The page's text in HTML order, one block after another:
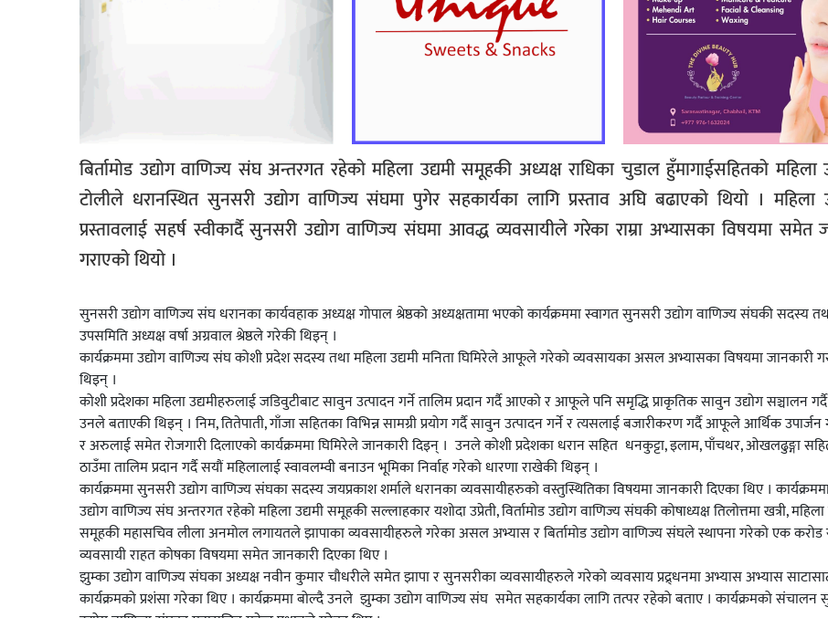
बिर्तामोड उद्योग वाणिज्य संघ अन्तरगत रहेको महिला उद्यमी समूहकी अध्यक्ष राधिका चुडाल हुँमागाईसहितको महिला
टोलीले धरानस्थित सुनसरी उद्योग वाणिज्य संघमा पुगेर सहकार्यका लागि प्रस्ताव अघि बढाएको थियो । महिला
प्रस्तावलाई सहर्ष स्वीकार्दै सुनसरी उद्योग वाणिज्य संघमा आवद्ध व्यवसायीले गरेका राम्रा अभ्यासका विषयमा समेत
गराएको थियो ।
सुनसरी उद्योग वाणिज्य संघ धरानका कार्यवहाक अध्यक्ष गोपाल श्रेष्ठको अध्यक्षतामा भएको कार्यक्रममा स्वागत सुनसरी उद्योग वाणिज्य संघकी सदस्य
उपसमिति अध्यक्ष वर्षा अग्रवाल श्रेष्ठले गरेकी थिइन् ।
कार्यक्रममा उद्योग वाणिज्य संघ कोशी प्रदेश सदस्य तथा महिला उद्यमी मनिता घिमिरेले आफूले गरेको व्यवसायका असल अभ्यासका विषयमा जानकारी
थिइन् ।
कोशी प्रदेशका महिला उद्यमीहरुलाई जडिवुटीबाट सावुन उत्पादन गर्ने तालिम प्रदान गर्दै आएको र आफूले पनि समृद्धि प्राकृतिक सावुन उद्योग सञ्चालन
उनले बताएकी थिइन् । निम, तितेपाती, गाँजा सहितका विभिन्न सामग्री प्रयोग गर्दै सावुन उत्पादन गर्ने र त्यसलाई बजारीकरण गर्दै आफूले आर्थिक उपार्जन
र अरुलाई समेत रोजगारी दिलाएको कार्यक्रममा घिमिरेले जानकारी दिइन् । उनले कोशी प्रदेशका धरान सहित धनकुट्टा, इलाम, पाँचथर, ओखलढुङ्गा
ठाउँमा तालिम प्रदान गर्दै सयौं महिलालाई स्वावलम्वी बनाउन भूमिका निर्वाह गरेको धारणा राखेकी थिइन् ।
कार्यक्रममा सुनसरी उद्योग वाणिज्य संघका सदस्य जयप्रकाश शर्माले धरानका व्यवसायीहरुको वस्तुस्थितिका विषयमा जानकारी दिएका थिए । कार्यक्रममा
उद्योग वाणिज्य संघ अन्तरगत रहेको महिला उद्यमी समूहकी सल्लाहकार यशोदा उप्रेती, विर्तामोड उद्योग वाणिज्य संघकी कोषाध्यक्ष तिलोत्तमा खत्री, महिला
समूहकी महासचिव लीला अनमोल लगायतले झापाका व्यवसायीहरुले गरेका असल अभ्यास र बिर्तामोड उद्योग वाणिज्य संघले स्थापना गरेको एक
व्यवसायी राहत कोषका विषयमा समेत जानकारी दिएका थिए ।
झुम्का उद्योग वाणिज्य संघका अध्यक्ष नवीन कुमार चौधरीले समेत झापा र सुनसरीका व्यवसायीहरुले गरेको व्यवसाय प्रद्र्धनमा अभ्यास अभ्यास
कार्यक्रमको प्रशंसा गरेका थिए । कार्यक्रममा बोल्दै उनले झुम्का उद्योग वाणिज्य संघ समेत सहकार्यका लागि तत्पर रहेको बताए । कार्यक्रमको संचालन